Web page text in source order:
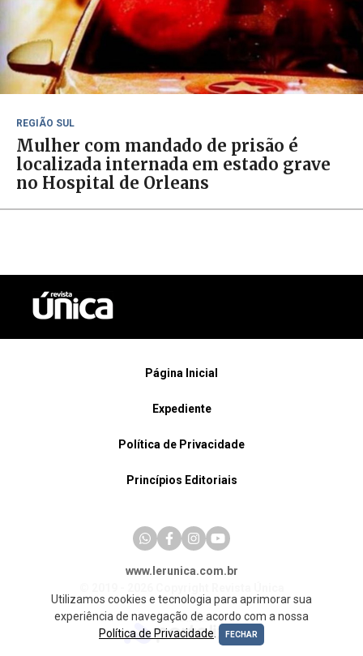
REGIÃO SUL
Mulher com mandado de prisão é
localizada internada em estado grave
no Hospital de Orleans
Página Inicial
Expediente
Política de Privacidade
Princípios Editoriais
www.lerunica.com.br
Utilizamos cookies e tecnologia para aprimorar sua
experiência de navegação de acordo com a nossa
Política de Privacidade
FECHAR